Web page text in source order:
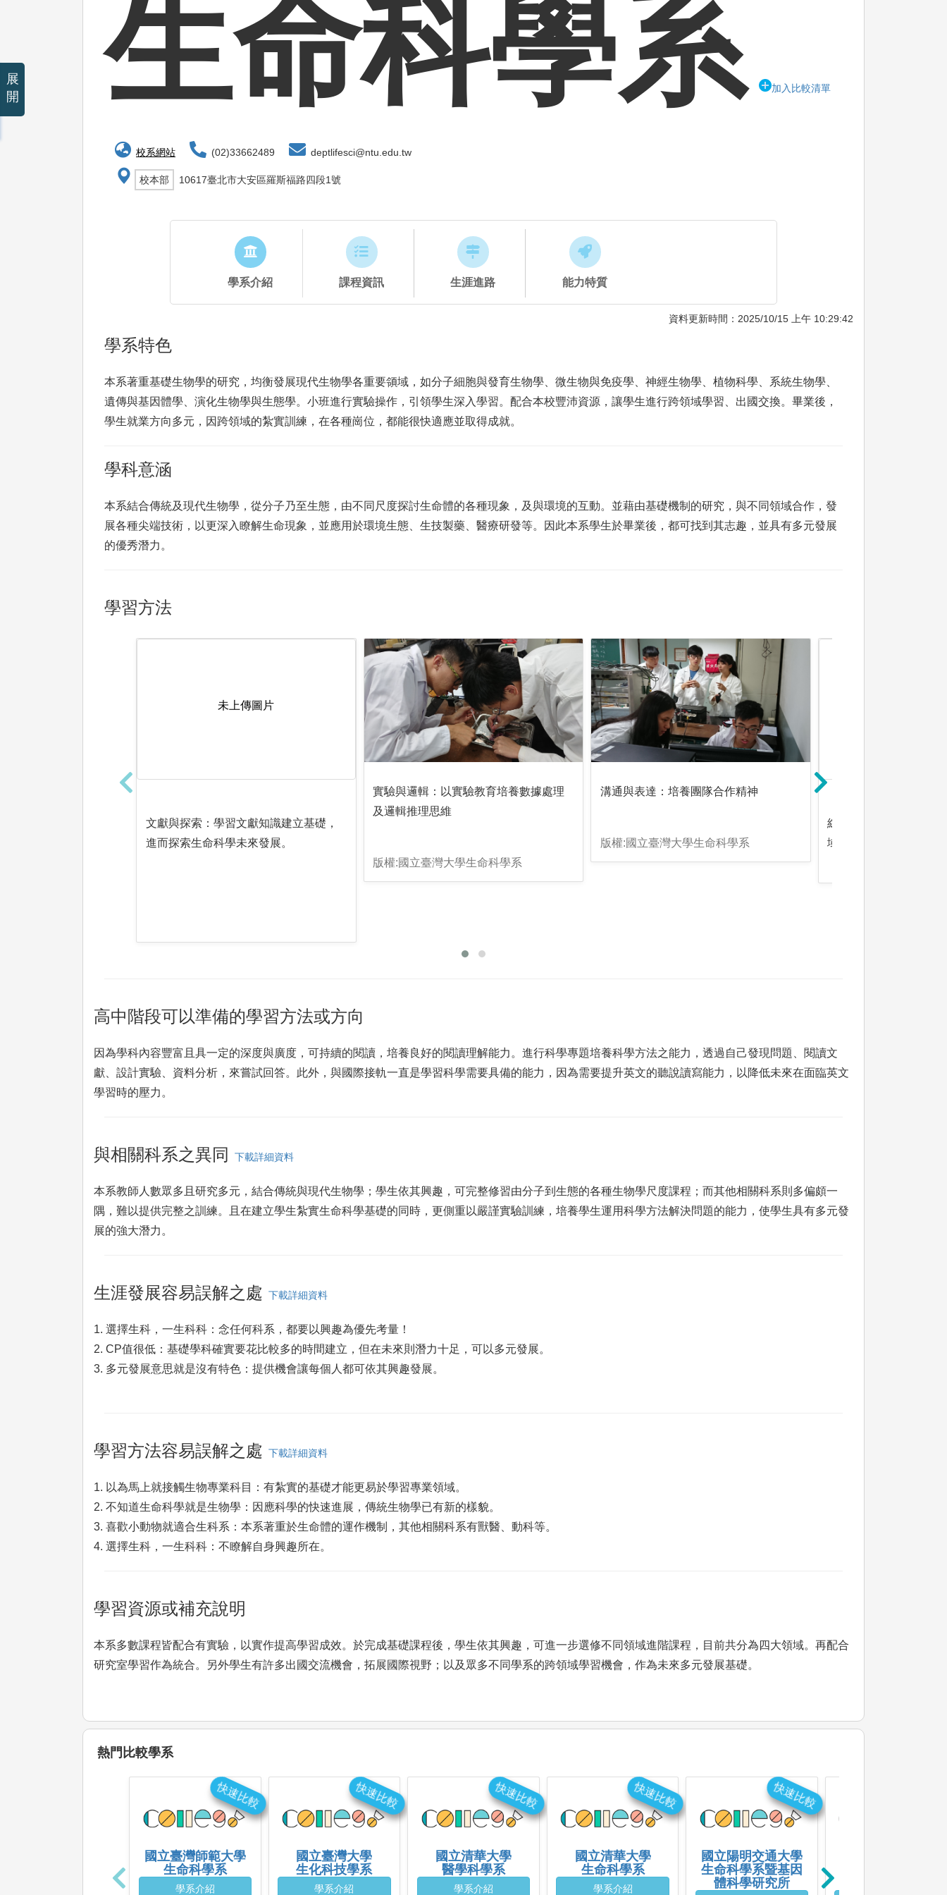
生命科學系 加入比較清單
校系網站 (02)33662489 deptlifesci@ntu.edu.tw
校本部 10617臺北市大安區羅斯福路四段1號
學系介紹 課程資訊 生涯進路 能力特質
資料更新時間：2025/10/15 上午 10:29:42
學系特色
本系著重基礎生物學的研究，均衡發展現代生物學各重要領域，如分子細胞與發育生物學、微生物與免疫學、神經生物學、植物科學、系統生物學、
遺傳與基因體學、演化生物學與生態學。小班進行實驗操作，引領學生深入學習。配合本校豐沛資源，讓學生進行跨領域學習、出國交換。畢業後，
學生就業方向多元，因跨領域的紮實訓練，在各種崗位，都能很快適應並取得成就。
學科意涵
本系結合傳統及現代生物學，從分子乃至生態，由不同尺度探討生命體的各種現象，及與環境的互動。並藉由基礎機制的研究，與不同領域合作，發
展各種尖端技術，以更深入瞭解生命現象，並應用於環境生態、生技製藥、醫療研發等。因此本系學生於畢業後，都可找到其志趣，並具有多元發展
的優秀潛力。
學習方法
未上傳圖片
文獻與探索：學習文獻知識建立基礎，
進而探索生命科學未來發展。
實驗與邏輯：以實驗教育培養數據處理
及邏輯推理思維
版權:國立臺灣大學生命科學系
溝通與表達：培養團隊合作精神
版權:國立臺灣大學生命科學系
綜合與跨域：總和現有
域學習，建構全方位知
高中階段可以準備的學習方法或方向
因為學科內容豐富且具一定的深度與廣度，可持續的閱讀，培養良好的閱讀理解能力。進行科學專題培養科學方法之能力，透過自己發現問題、閱讀文
獻、設計實驗、資料分析，來嘗試回答。此外，與國際接軌一直是學習科學需要具備的能力，因為需要提升英文的聽說讀寫能力，以降低未來在面臨英文
學習時的壓力。
與相關科系之異同 下載詳細資料
本系教師人數眾多且研究多元，結合傳統與現代生物學；學生依其興趣，可完整修習由分子到生態的各種生物學尺度課程；而其他相關科系則多偏頗一
隅，難以提供完整之訓練。且在建立學生紮實生命科學基礎的同時，更側重以嚴謹實驗訓練，培養學生運用科學方法解決問題的能力，使學生具有多元發
展的強大潛力。
生涯發展容易誤解之處 下載詳細資料
1. 選擇生科，一生科科：念任何科系，都要以興趣為優先考量！
2. CP值很低：基礎學科確實要花比較多的時間建立，但在未來則潛力十足，可以多元發展。
3. 多元發展意思就是沒有特色：提供機會讓每個人都可依其興趣發展。
學習方法容易誤解之處 下載詳細資料
1. 以為馬上就接觸生物專業科目：有紮實的基礎才能更易於學習專業領域。
2. 不知道生命科學就是生物學：因應科學的快速進展，傳統生物學已有新的樣貌。
3. 喜歡小動物就適合生科系：本系著重於生命體的運作機制，其他相關科系有獸醫、動科等。
4. 選擇生科，一生科科：不瞭解自身興趣所在。
學習資源或補充說明
本系多數課程皆配合有實驗，以實作提高學習成效。於完成基礎課程後，學生依其興趣，可進一步選修不同領域進階課程，目前共分為四大領域。再配合
研究室學習作為統合。另外學生有許多出國交流機會，拓展國際視野；以及眾多不同學系的跨領域學習機會，作為未來多元發展基礎。
熱門比較學系
國立臺灣師範大學
生命科學系
學系介紹
快速比較
國立臺灣大學
生化科技學系
學系介紹
快速比較
國立清華大學
醫學科學系
學系介紹
快速比較
國立清華大學
生命科學系
學系介紹
快速比較
國立陽明交通大學
生命科學系暨基因
體科學研究所
快速比較
展
開